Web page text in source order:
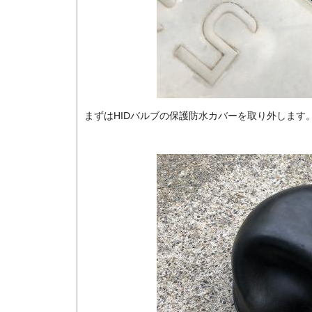
まずはHIDバルブの保護防水カバーを取り外します